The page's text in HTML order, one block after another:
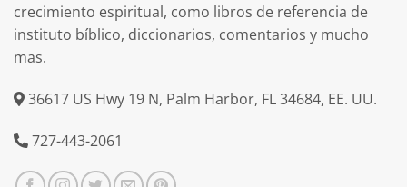
crecimiento espiritual, como libros de referencia de
instituto bíblico, diccionarios, comentarios y mucho
mas.
36617 US Hwy 19 N, Palm Harbor, FL 34684, EE. UU.
727-443-2061